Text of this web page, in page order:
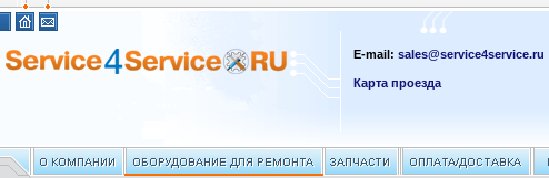
E-mail:sales@service4service.ru
Карта проезда